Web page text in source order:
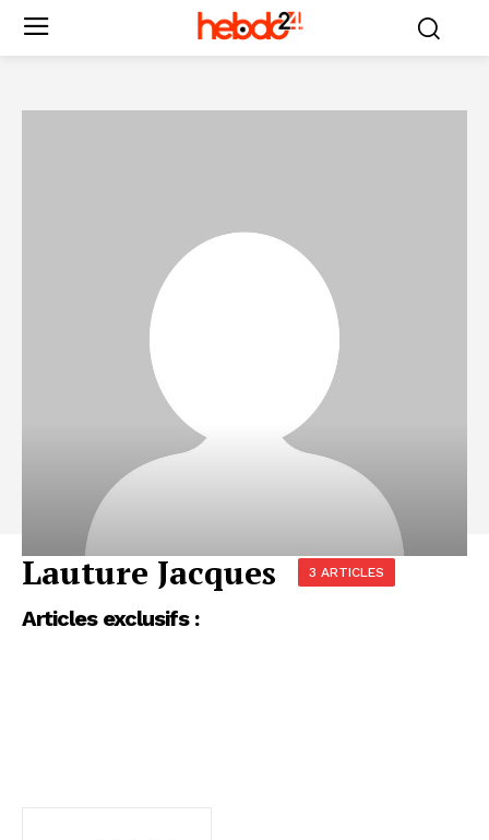
Lauture Jacques 3 ARTICLES
Articles exclusifs :